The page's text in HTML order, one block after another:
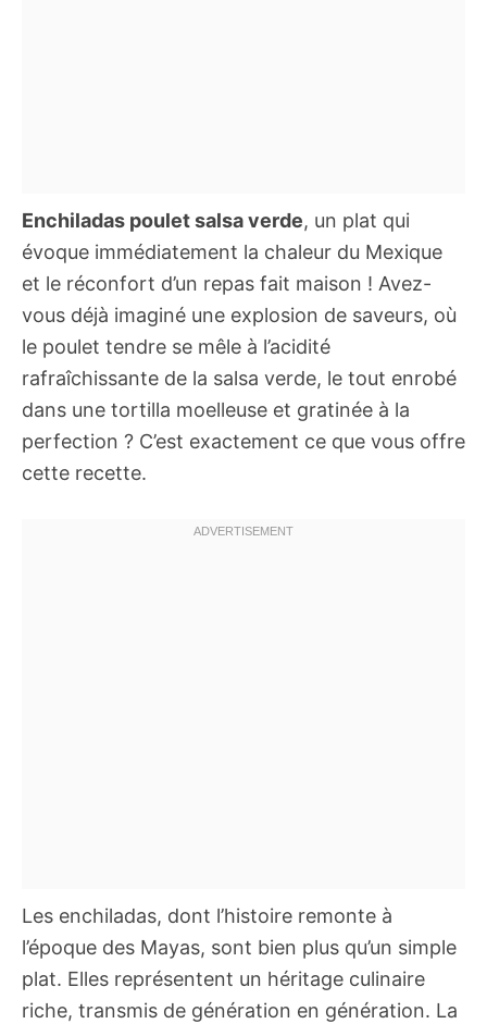
Enchiladas poulet salsa verde, un plat qui
évoque immédiatement la chaleur du Mexique
et le réconfort d’un repas fait maison ! Avez-
vous déjà imaginé une explosion de saveurs, où
le poulet tendre se mêle à l’acidité
rafraîchissante de la salsa verde, le tout enrobé
dans une tortilla moelleuse et gratinée à la
perfection ? C’est exactement ce que vous offre
cette recette.
Les enchiladas, dont l’histoire remonte à
l’époque des Mayas, sont bien plus qu’un simple
plat. Elles représentent un héritage culinaire
riche, transmis de génération en génération. La